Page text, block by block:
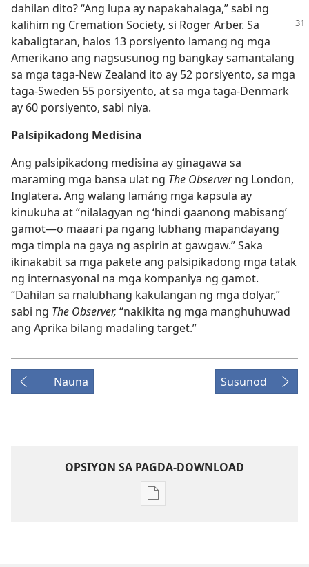
dahilan dito? “Ang lupa ay napakahalaga,” sabi ng
kalihim ng Cremation Society, si Roger Arber. Sa
kabaligtaran, halos 13 porsiyento lamang ng mga
Amerikano ang nagsusunog ng bangkay samantalang
sa mga taga-New Zealand ito ay 52 porsiyento, sa mga
taga-Sweden 55 porsiyento, at sa mga taga-Denmark
ay 60 porsiyento, sabi niya.
Palsipikadong Medisina
Ang palsipikadong medisina ay ginagawa sa
maraming mga bansa ulat ng The Observerng London,
Inglatera. Ang walang lamáng mga kapsula ay
kinukuha at “nilalagyan ng ‘hindi gaanong mabisang’
gamot​—o maaari pa ngang lubhang mapandayang
mga timpla na gaya ng aspirin at gawgaw.” Saka
ikinakabit sa mga pakete ang palsipikadong mga tatak
ng internasyonal na mga kompaniya ng gamot.
“Dahilan sa malubhang kakulangan ng mga dolyar,”
sabi ng The Observer, “nakikita ng mga manghuhuwad
ang Aprika bilang madaling target.”
Nauna Susunod
OPSIYON SA PAGDA-DOWNLOAD
Opsiyon